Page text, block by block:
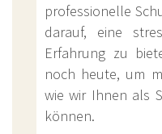
professionelle
darauf, eine
Erfahrung zu
noch heute, um
wie wir Ihnen als
können.